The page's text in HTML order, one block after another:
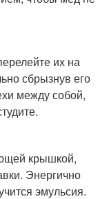
их на
сбрызнув его
между собой,
крышкой,
Энергично
эмульсия.